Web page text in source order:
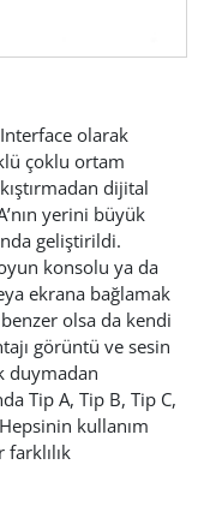
olarak
çoklu ortam
dijital
yerini büyük
geliştirildi.
konsolu ya da
ekrana bağlamak
benzer olsa da kendi
görüntü ve sesin
duymadan
Tip A, Tip B, Tip C,
kullanım
farklılık